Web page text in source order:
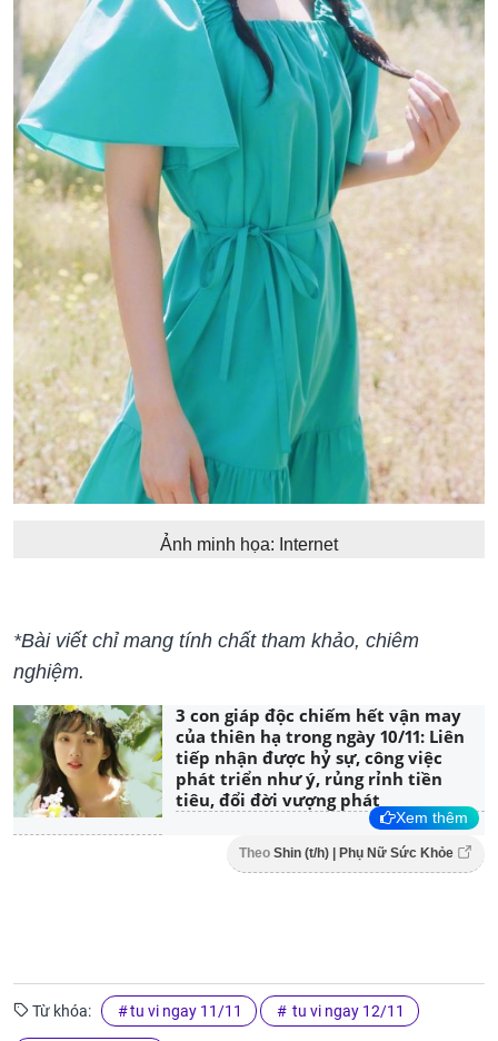
Ảnh minh họa: Internet
*Bài viết chỉ mang tính chất tham khảo, chiêm
nghiệm.
3 con giáp độc chiếm hết vận may
của thiên hạ trong ngày 10/11: Liên
tiếp nhận được hỷ sự, công việc
phát triển như ý, rủng rỉnh tiền
tiêu, đổi đời vượng phát
Xem thêm
Theo Shin (t/h) | Phụ Nữ Sức Khỏe
Từ khóa: tu vi ngay 11/11 tu vi ngay 12/11